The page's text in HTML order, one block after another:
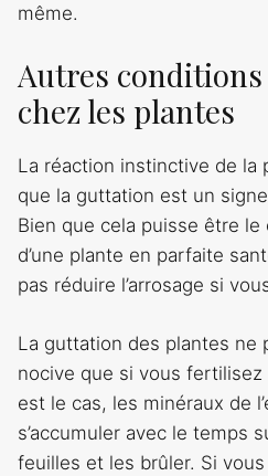
même.
Autres
chez les plantes
La réaction instinctive de la
que la guttation est un signe
Bien que cela puisse être le
d’une plante en parfaite
pas réduire l’arrosage si
La guttation des plantes ne
nocive que si vous
est le cas, les minéraux de
s’accumuler avec le temps
feuilles et les brûler. Si